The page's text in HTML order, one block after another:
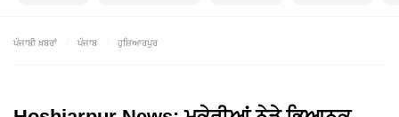
ਪੰਜਾਬੀ ਖ਼ਬਰਾਂ ਪੰਜਾਬ ਹੁਸ਼ਿਆਰਪੁਰ